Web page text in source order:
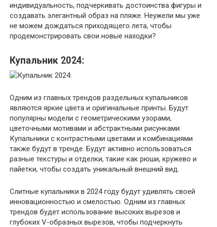
индивидуальность, подчеркивать достоинства фигуры и
создавать элегантный образ на пляже. Неужели мы уже
не можем дождаться приходящего лета, чтобы
продемонстрировать свои новые находки?
Купальник 2024:
Одним из главных трендов раздельных купальников
являются яркие цвета и оригинальные принты. Будут
популярны модели с геометрическими узорами,
цветочными мотивами и абстрактными рисунками.
Купальники с контрастными цветами и комбинациями
также будут в тренде. Будут активно использоваться
разные текстуры и отделки, такие как рюши, кружево и
пайетки, чтобы создать уникальный внешний вид.
Слитные купальники в 2024 году будут удивлять своей
инновационностью и смелостью. Одним из главных
трендов будет использование высоких вырезов и
глубоких V-образных вырезов, чтобы подчеркнуть